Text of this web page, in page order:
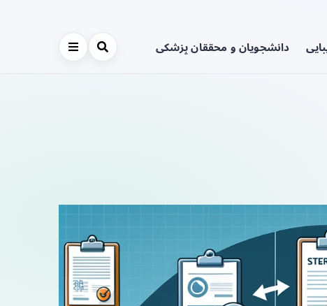
دانشجویان و محققان پزشکی